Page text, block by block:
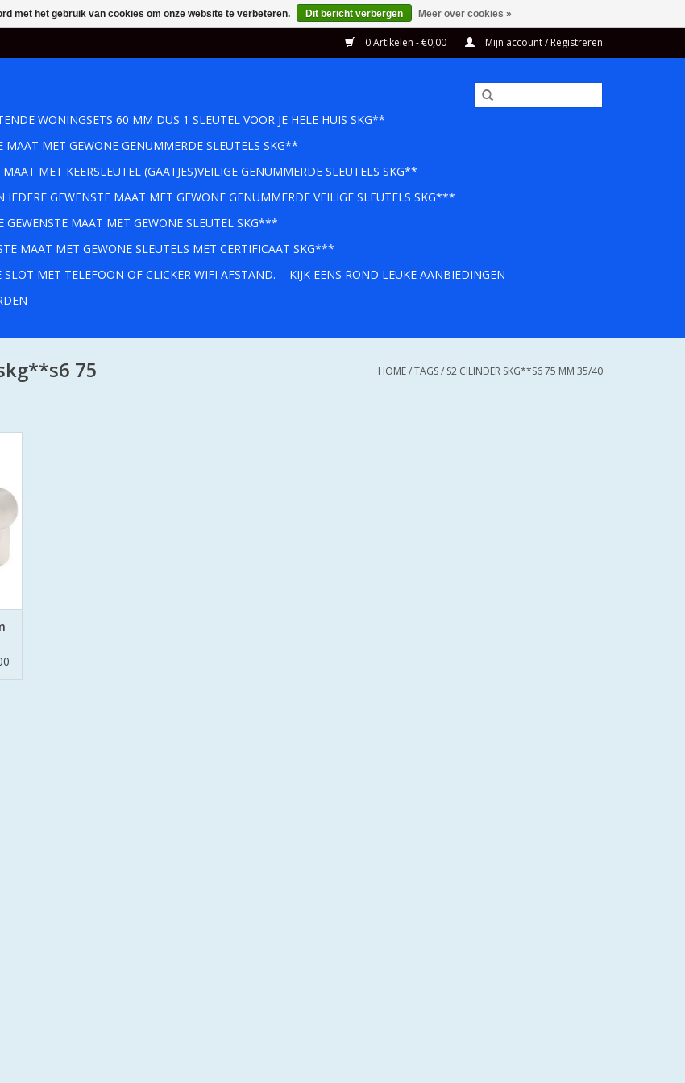
0 Artikelen - €0,00 Mijn account / Registreren
WONINGSETS 60 MM DUS 1 SLEUTEL VOOR JE HELE HUIS SKG**
MAAT MET GEWONE GENUMMERDE SLEUTELS SKG**
MET KEERSLEUTEL (GAATJES)VEILIGE GENUMMERDE SLEUTELS SKG**
IEDERE GEWENSTE MAAT MET GEWONE GENUMMERDE VEILIGE SLEUTELS SKG***
GEWENSTE MAAT MET GEWONE SLEUTEL SKG***
MAAT MET GEWONE SLEUTELS MET CERTIFICAAT SKG***
MET TELEFOON OF CLICKER WIFI AFSTAND.
KIJK EENS ROND LEUKE AANBIEDINGEN
75
HOME/TAGS/ S2 CILINDER SKG**S6 75 MM 35/40
met het gebruik van cookies om onze website te verbeteren. Dit bericht verbergen Meer over cookies »